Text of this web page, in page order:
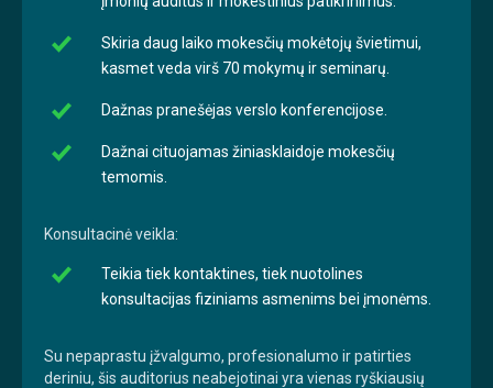
Skiria daug laiko mokesčių mokėtojų švietimui,
kasmet veda virš 70 mokymų ir seminarų.
Dažnas pranešėjas verslo konferencijose.
Dažnai cituojamas žiniasklaidoje mokesčių
temomis.
Konsultacinė veikla:
Teikia tiek kontaktines, tiek nuotolines
konsultacijas fiziniams asmenims bei įmonėms.
Su nepaprastu įžvalgumo, profesionalumo ir patirties
deriniu, šis auditorius neabejotinai yra vienas ryškiausių